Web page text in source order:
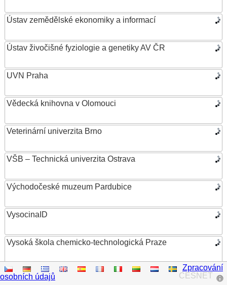
Ústav zemědělské ekonomiky a informací
Ústav živočišné fyziologie a genetiky AV ČR
UVN Praha
Vědecká knihovna v Olomouci
Veterinární univerzita Brno
VŠB – Technická univerzita Ostrava
Východočeské muzeum Pardubice
VysocinaID
Vysoká škola chemicko-technologická Praze
Vysoká škola ekonomická v Praze
CESNET
Zpracování
osobních údajů